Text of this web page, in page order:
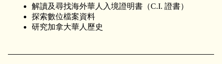
解讀及尋找海外華人入境證明書（C.I. 證書）
探索數位檔案資料
研究加拿大華人歷史